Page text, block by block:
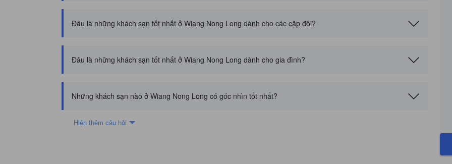
Đâu là những khách sạn tốt nhất ở Wiang Nong Long dành cho các cặp đôi?
Đâu là những khách sạn tốt nhất ở Wiang Nong Long dành cho gia đình?
Những khách sạn nào ở Wiang Nong Long có góc nhìn tốt nhất?
Hiện thêm câu hỏi